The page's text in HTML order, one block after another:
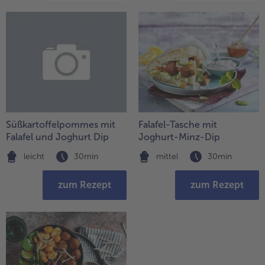
Weiterempfehlen &
Süßkartoffelpommes mit
Falafel und Joghurt Dip
leicht 30min
zum Rezept
Falafel-Tasche mit
Joghurt-Minz-Dip
mittel 30min
zum Rezept